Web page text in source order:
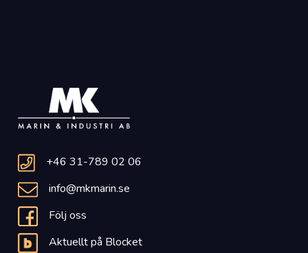
+46 31-789 02 06
info@mkmarin.se
Följ oss
Aktuellt på Blocket